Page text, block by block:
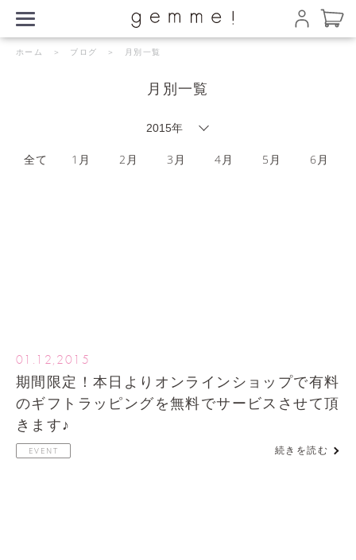
ホーム ＞ ブログ ＞ 月別一覧
月別一覧
全て 1月 2月 3月 4月 5月 6月
01.12,2015
期間限定！本日よりオンラインショップで有料
のギフトラッピングを無料でサービスさせて頂
きます♪
EVENT 続きを読む